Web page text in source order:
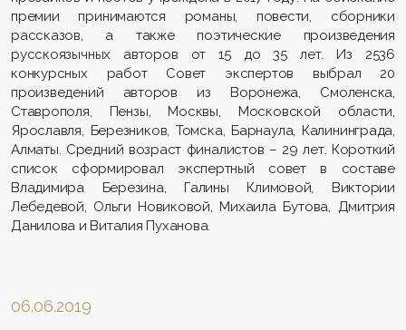
премии принимаются романы, повести, сборники
рассказов, а также поэтические произведения
русскоязычных авторов от 15 до 35 лет. Из 2536
конкурсных работ Совет экспертов выбрал 20
произведений авторов из Воронежа, Смоленска,
Ставрополя, Пензы, Москвы, Московской области,
Ярославля, Березников, Томска, Барнаула, Калининграда,
Алматы. Средний возраст финалистов – 29 лет. Короткий
список сформировал экспертный совет в составе
Владимира Березина, Галины Климовой, Виктории
Лебедевой, Ольги Новиковой, Михаила Бутова, Дмитрия
Данилова и Виталия Пуханова.
06.06.2019